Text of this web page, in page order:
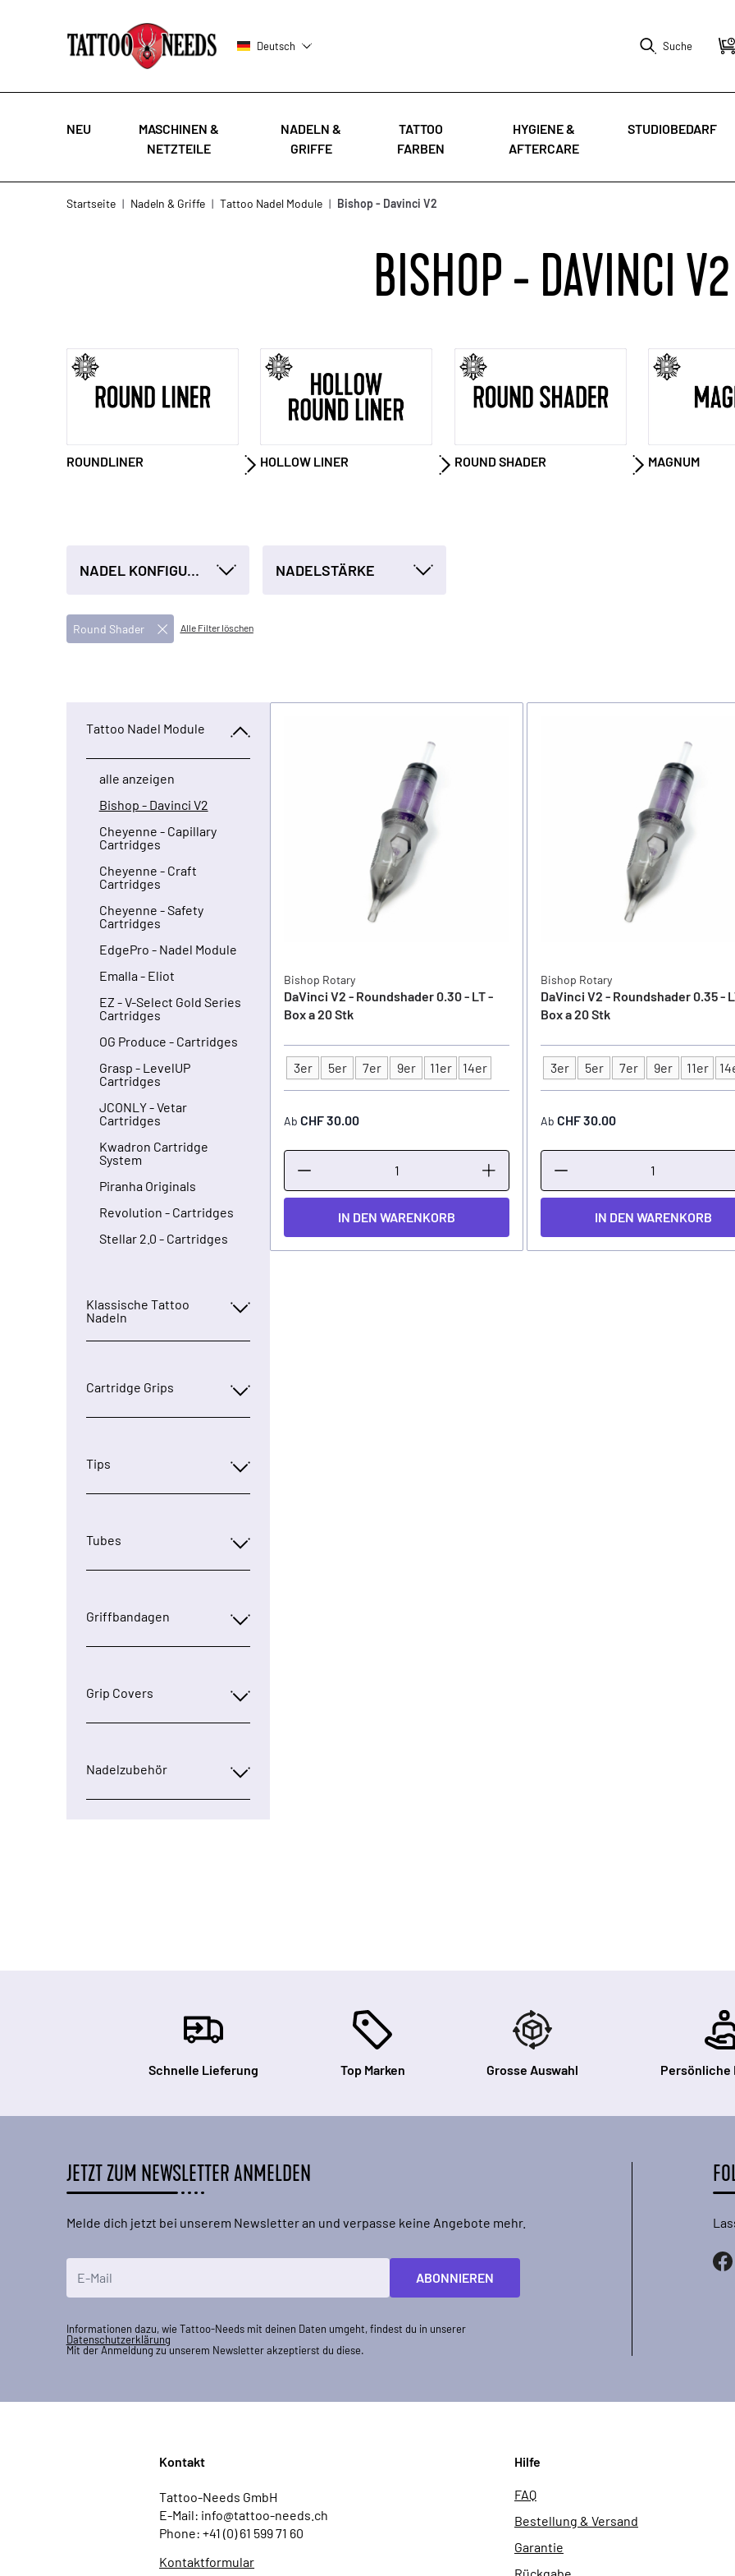
Deutsch Suche
NEU
MASCHINEN &
NETZTEILE
NADELN &
GRIFFE
TATTOO
FARBEN
HYGIENE &
AFTERCARE
STUDIOBEDARF
Startseite | Nadeln & Griffe | Tattoo Nadel Module | Bishop - Davinci V2
BISHOP - DAVINCI V2
ROUNDLINER HOLLOW LINER ROUND SHADER MAGNUM
NADEL KONFIGURATION NADELSTÄRKE
Round Shader Alle Filter löschen
Tattoo Nadel Module
alle anzeigen
Bishop - Davinci V2
Cheyenne - Capillary
Cartridges
Cheyenne - Craft
Cartridges
Cheyenne - Safety
Cartridges
EdgePro - Nadel Module
Emalla - Eliot
EZ - V-Select Gold Series
Cartridges
OG Produce - Cartridges
Grasp - LevelUP
Cartridges
JCONLY - Vetar
Cartridges
Kwadron Cartridge
System
Piranha Originals
Revolution - Cartridges
Stellar 2.0 - Cartridges
Klassische Tattoo
Nadeln
Cartridge Grips
Tips
Tubes
Griffbandagen
Grip Covers
Nadelzubehör
Bishop Rotary
DaVinci V2 - Roundshader 0.30 - LT -
Box a 20 Stk
Typ
3er 5er 7er 9er 11er 14er
Ab CHF 30.00
IN DEN WARENKORB
Bishop Rotary
DaVinci V2 - Roundshader 0.35 -
Box a 20 Stk
Typ
3er 5er 7er 9er 11er
Ab CHF 30.00
IN DEN WARENKORB
Schnelle Lieferung Top Marken Grosse Auswahl Persönliche
JETZT ZUM NEWSLETTER ANMELDEN
Melde dich jetzt bei unserem Newsletter an und verpasse keine Angebote mehr.
ABONNIEREN
Informationen dazu, wie Tattoo-Needs mit deinen Daten umgeht, findest du in unserer
Datenschutzerklärung
Mit der Anmeldung zu unserem Newsletter akzeptierst du diese.
Kontakt
Tattoo-Needs GmbH
E-Mail: info@tattoo-needs.ch
Phone: +41 (0) 61 599 71 60
Kontaktformular
Hilfe
FAQ
Bestellung & Versand
Garantie